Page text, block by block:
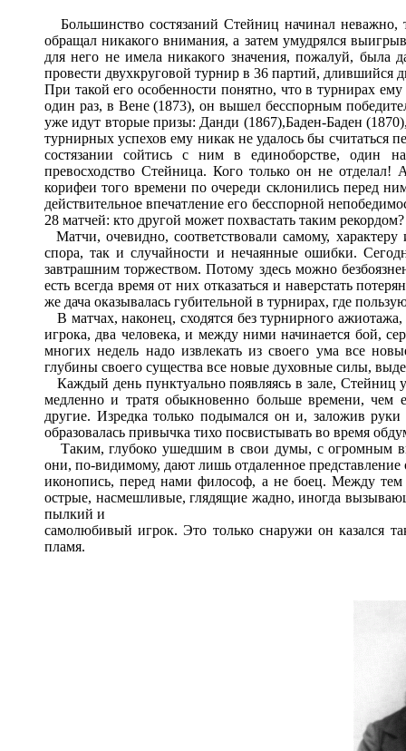
Большинство состязаний Стейниц начинал неважно,
обращал никакого внимания, а затем умудрялся
для него не имела никакого значения, пожалуй, была
провести двухкруговой турнир в 36 партий, длившийся
При такой его особенности понятно, что в турнирах
один раз, в Вене (1873), он вышел бесспорным
уже идут вторые призы: Данди (1867),Баден-Баден
турнирных успехов ему никак не удалось бы
состязании сойтись с ним в единоборстве, один
превосходство Стейница. Кого только он не
корифеи того времени по очереди склонились перед
действительное впечатление его бесспорной
28 матчей: кто другой может похвастать таким
Матчи, очевидно, соответствовали самому,
спора, так и случайности и нечаянные ошибки.
завтрашним торжеством. Потому здесь можно
есть всегда время от них отказаться и наверстать
же дача оказывалась губительной в турнирах, где
В матчах, наконец, сходятся без турнирного
игрока, два человека, и между ними начинается бой,
многих недель надо извлекать из своего ума все
глубины своего существа все новые духовные силы,
Каждый день пунктуально появляясь в зале, Стейниц
медленно и тратя обыкновенно больше времени, чем
другие. Изредка только подымался он и, заложив
образовалась привычка тихо посвистывать во время
Таким, глубоко ушедшим в свои думы, с огромным
они, по-видимому, дают лишь отдаленное
иконопись, перед нами философ, а не боец. Между
острые, насмешливые, глядящие жадно, иногда
пылкий и
самолюбивый игрок. Это только снаружи он казался
пламя.